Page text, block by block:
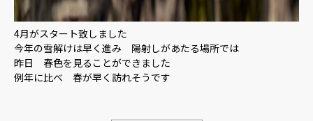
4月がスタート致しました
今年の雪解けは早く進み 陽射しがあたる場所では
昨日 春色を見ることができました
例年に比べ 春が早く訪れそうです